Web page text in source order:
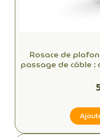
Rosace de
passage de câble